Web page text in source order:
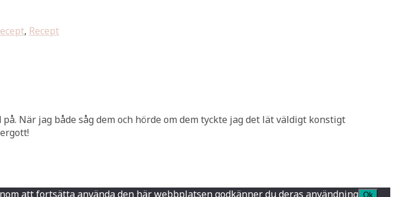
, Recept
När jag både såg dem och hörde om dem tyckte jag det lät väldigt konstigt
att fortsätta använda den här webbplatsen godkänner du deras användning Ok